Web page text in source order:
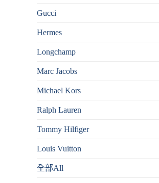
Gucci
Hermes
Longchamp
Marc Jacobs
Michael Kors
Ralph Lauren
Tommy Hilfiger
Louis Vuitton
全部All